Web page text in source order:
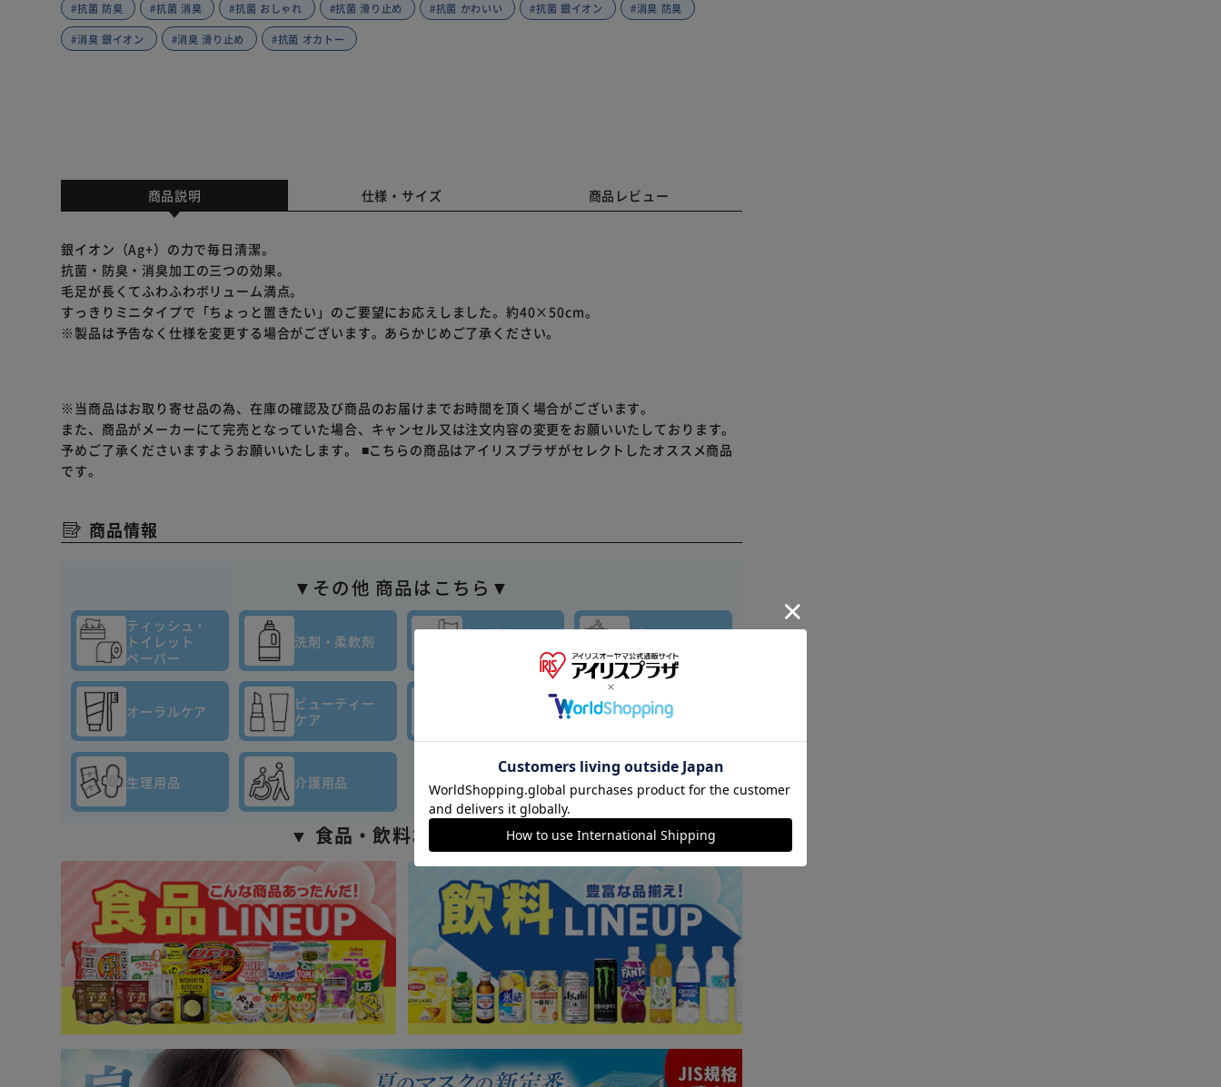
#抗菌 防臭
#抗菌 消臭 #抗菌 おしゃれ #抗菌 滑り止め #抗菌 かわいい #抗菌 銀イオン #消臭 防臭
#消臭 銀イオン #消臭 滑り止め #抗菌 オカトー
商品説明 仕様・サイズ 商品レビュー
銀イオン（Ag+）の力で毎日清潔。
抗菌・防臭・消臭加工の三つの効果。
毛足が長くてふわふわボリューム満点。
すっきりミニタイプで「ちょっと置きたい」のご要望にお応えしました。約40×50cm。
※製品は予告なく仕様を変更する場合がございます。あらかじめご了承ください。
※当商品はお取り寄せ品の為、在庫の確認及び商品のお届けまでお時間を頂く場合がございます。
また、商品がメーカーにて完売となっていた場合、キャンセル又は注文内容の変更をお願いいたしております。
予めご了承くださいますようお願いいたします。 ■こちらの商品はアイリスプラザがセレクトしたオススメ商品
です。
商品情報
▼その他 商品はこちら▼
ティッシュ・
トイレット
ペーパー
洗剤・柔軟剤
キッチン
バス・
トイレ用品
オーラルケア
ビューティー
ケア
虫対策
生理用品 介護用品
▼ 食品・飲料おすすめ ▼
※ご確認ください